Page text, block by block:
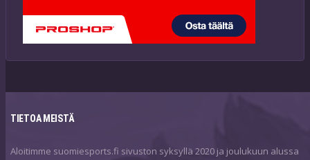
TIETOA MEISTÄ
Aloitimme suomiesports.fi sivuston syksyllä 2020 ja joulukuun alussa